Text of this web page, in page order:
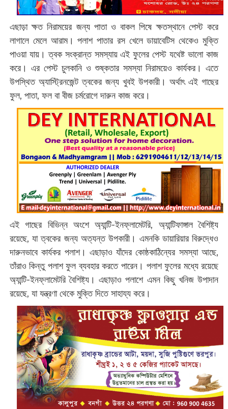
এছাড়া ক্ষত নিরাময়ের জন্য পাতা ও বাকল পিষে ক্ষতস্থানে পেস্ট করে
লাগালে মেলে আরাম। পলাশ পাতার রস খেলে ডায়াবেটিস থেকেও মুক্তি
পাওয়া যায়। ত্বক সংক্রান্ত সমস্যায় এই ফুলের পেস্ট যথেষ্ট ভালো কাজ
করে। এর পেস্ট চুলকানি ও শুষ্কতার সমস্যা নিরাময়েও কার্যকর। এতে
উপস্থিত অ্যাস্ট্রিনজেন্ট ত্বকের জন্য খুবই উপকারী। অর্থাৎ এই গাছের
ফুল, পাতা, ফল বা বীজ চর্মরোগে দারুন কাজ করে।
এই গাছের বিভিন্ন অংশে অ্যান্টি-ইনফ্লামেটরি, অ্যান্টিফাঙ্গাল বৈশিষ্ট্য
রয়েছে, যা ত্বকের জন্য অত্যন্ত উপকারী। এমনকি ডায়ারিয়ার বিরুদ্ধেও
দারুনভাবে কার্যকর পলাশ। এছাড়াও যাঁদের কোষ্ঠকাঠিন্যের সমস্যা আছে,
তাঁরাও কিন্তু পলাশ ফুল ব্যবহার করতে পারেন। পলাশ ফুলের মধ্যে রয়েছে
অ্যান্টি-ইনফ্লামেটরি বৈশিষ্ট্য। এছাড়াও পলাশে এমন কিছু খনিজ উপাদান
রয়েছে, যা যন্ত্রণা থেকে মুক্তি দিতে সাহায্য করে।